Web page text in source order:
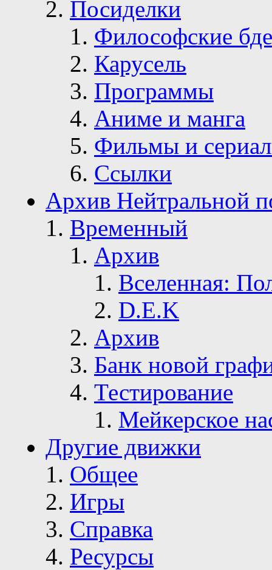
Посиделки
Философские
Карусель
Программы
Аниме и манга
Фильмы и
Ссылки
Архив Нейтральной
Временный
Архив
Вселенная:
D.E.K
Архив
Банк новой
Тестирование
Мейкерское
Другие движки
Общее
Игры
Справка
Ресурсы